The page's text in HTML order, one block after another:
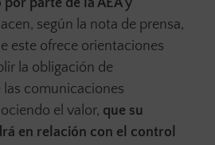
parte de la AEA y
según la nota de prensa,
este ofrece orientaciones
la obligación de
comunicaciones
el valor, que su
en relación con el control